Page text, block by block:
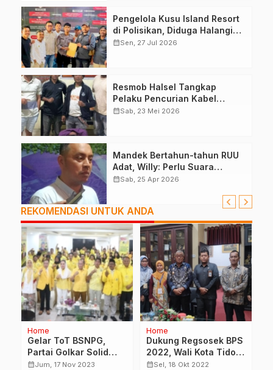
Pengelola Kusu Island Resort
di Polisikan, Diduga Halangi
Kerja Jurnalis
calendar_monthSen, 27 Jul 2026
Resmob Halsel Tangkap
Pelaku Pencurian Kabel
Lampu Jalan
calendar_monthSab, 23 Mei 2026
Mandek Bertahun-tahun RUU
Adat, Willy: Perlu Suara
Pemda, DPRD
calendar_monthSab, 25 Apr 2026
REKOMENDASI UNTUK ANDA
Home
Gelar ToT BSNPG,
Partai Golkar Solid
Rebut Kursi Di Pileg
calendar_monthJum, 17 Nov 2023
Home
Dukung Regsosek BPS
2022, Wali Kota Tidore
Ikut Pendataan
calendar_monthSel, 18 Okt 2022